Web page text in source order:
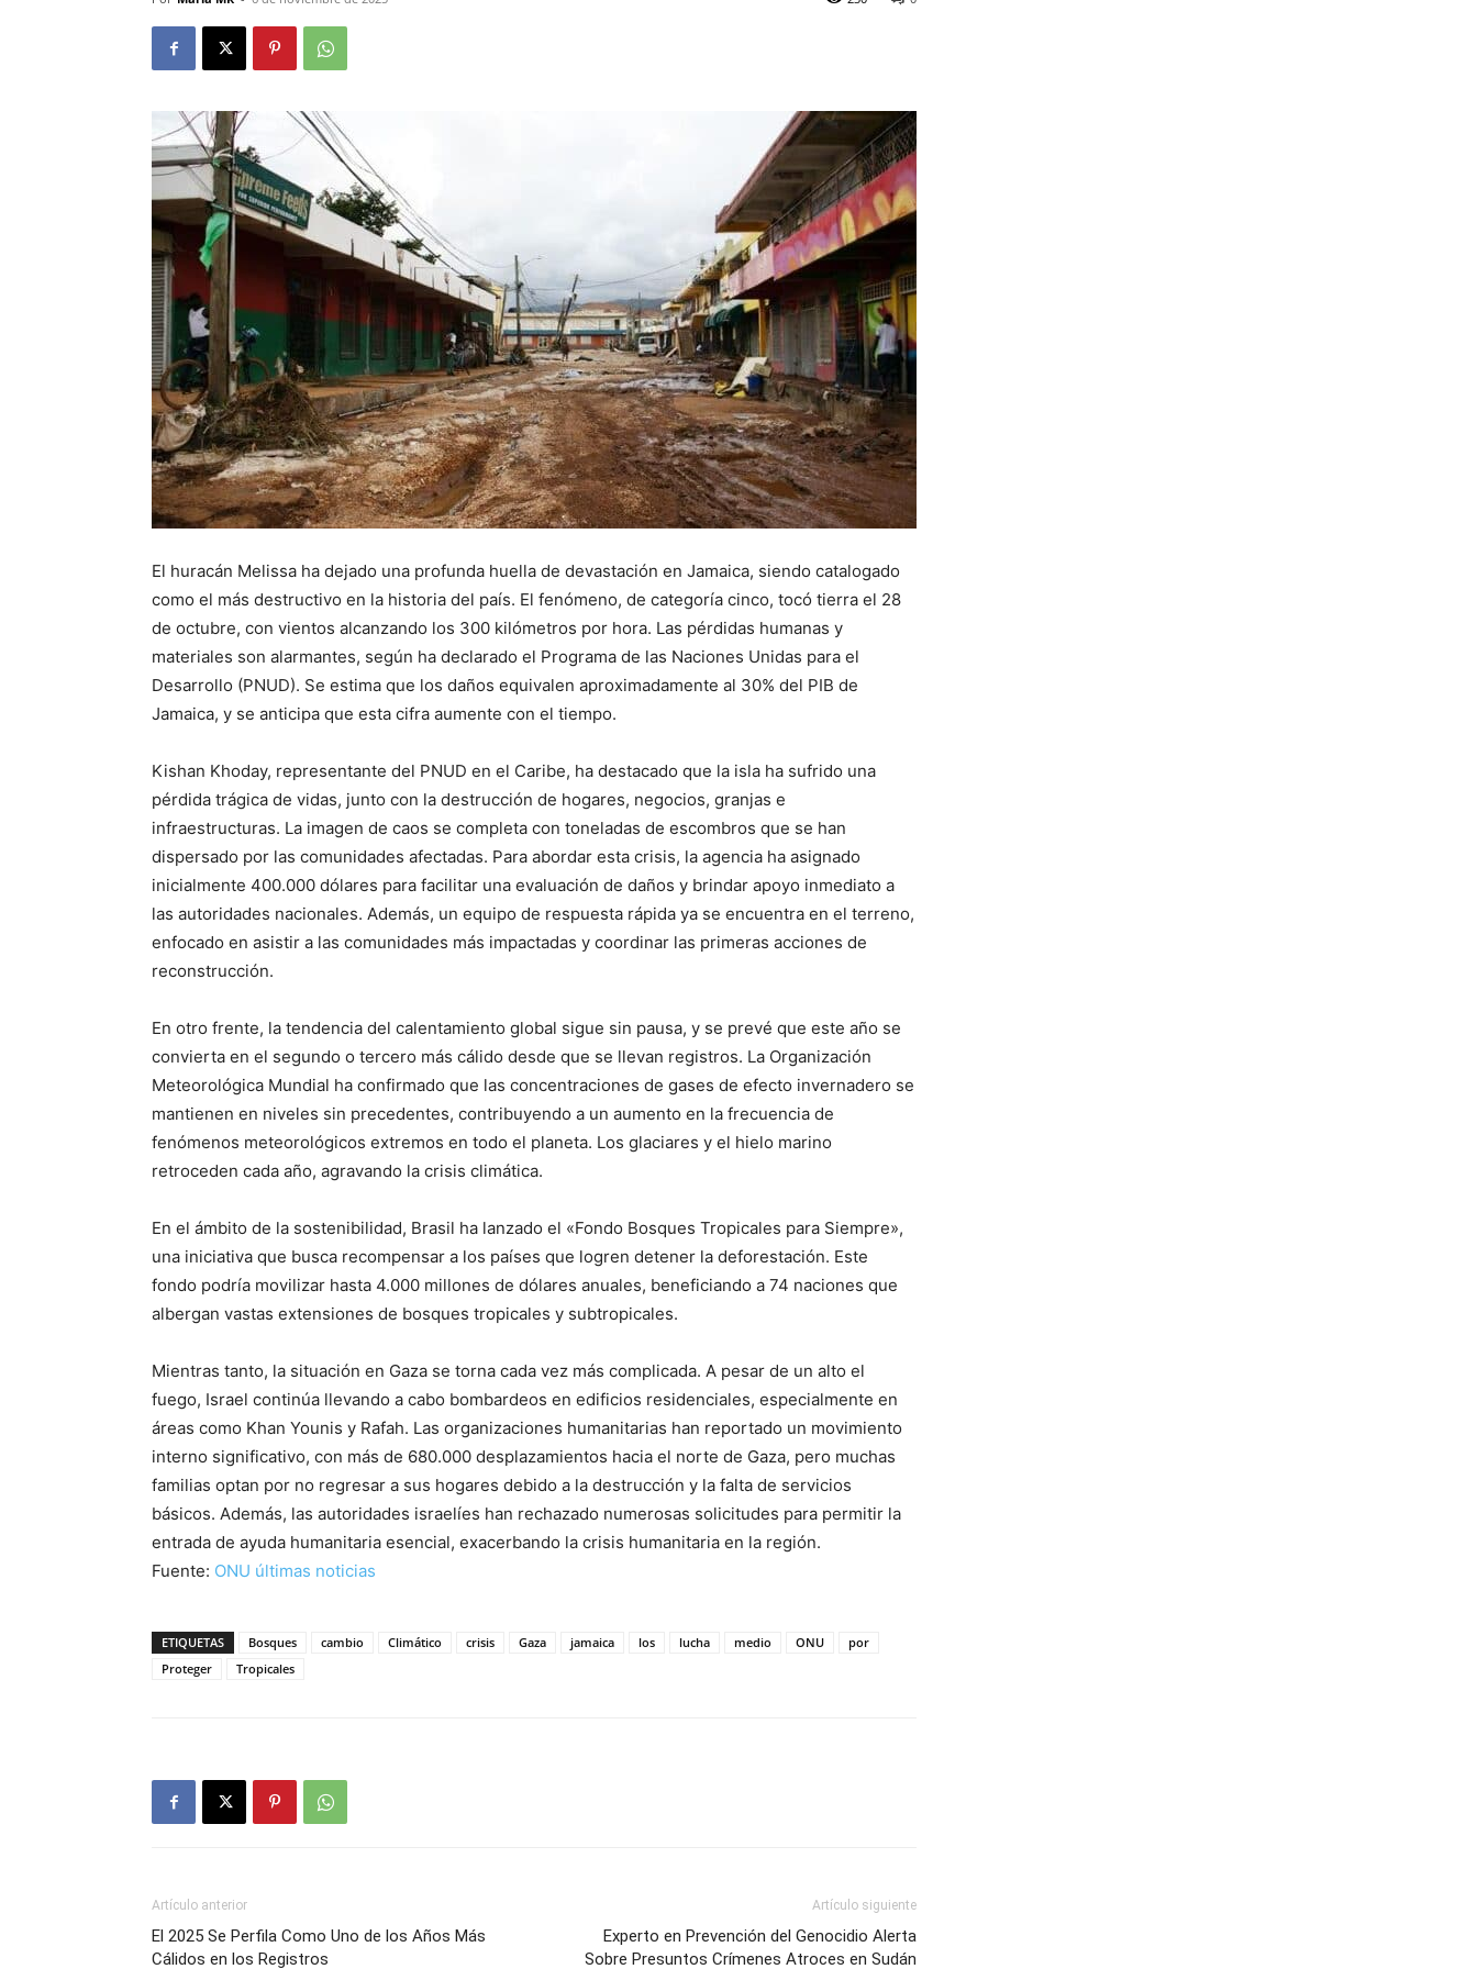
El huracán Melissa ha dejado una profunda huella de devastación en Jamaica, siendo catalogado
como el más destructivo en la historia del país. El fenómeno, de categoría cinco, tocó tierra el 28
de octubre, con vientos alcanzando los 300 kilómetros por hora. Las pérdidas humanas y
materiales son alarmantes, según ha declarado el Programa de las Naciones Unidas para el
Desarrollo (PNUD). Se estima que los daños equivalen aproximadamente al 30% del PIB de
Jamaica, y se anticipa que esta cifra aumente con el tiempo.
Kishan Khoday, representante del PNUD en el Caribe, ha destacado que la isla ha sufrido una
pérdida trágica de vidas, junto con la destrucción de hogares, negocios, granjas e
infraestructuras. La imagen de caos se completa con toneladas de escombros que se han
dispersado por las comunidades afectadas. Para abordar esta crisis, la agencia ha asignado
inicialmente 400.000 dólares para facilitar una evaluación de daños y brindar apoyo inmediato a
las autoridades nacionales. Además, un equipo de respuesta rápida ya se encuentra en el terreno,
enfocado en asistir a las comunidades más impactadas y coordinar las primeras acciones de
reconstrucción.
En otro frente, la tendencia del calentamiento global sigue sin pausa, y se prevé que este año se
convierta en el segundo o tercero más cálido desde que se llevan registros. La Organización
Meteorológica Mundial ha confirmado que las concentraciones de gases de efecto invernadero se
mantienen en niveles sin precedentes, contribuyendo a un aumento en la frecuencia de
fenómenos meteorológicos extremos en todo el planeta. Los glaciares y el hielo marino
retroceden cada año, agravando la crisis climática.
En el ámbito de la sostenibilidad, Brasil ha lanzado el «Fondo Bosques Tropicales para Siempre»,
una iniciativa que busca recompensar a los países que logren detener la deforestación. Este
fondo podría movilizar hasta 4.000 millones de dólares anuales, beneficiando a 74 naciones que
albergan vastas extensiones de bosques tropicales y subtropicales.
Mientras tanto, la situación en Gaza se torna cada vez más complicada. A pesar de un alto el
fuego, Israel continúa llevando a cabo bombardeos en edificios residenciales, especialmente en
áreas como Khan Younis y Rafah. Las organizaciones humanitarias han reportado un movimiento
interno significativo, con más de 680.000 desplazamientos hacia el norte de Gaza, pero muchas
familias optan por no regresar a sus hogares debido a la destrucción y la falta de servicios
básicos. Además, las autoridades israelíes han rechazado numerosas solicitudes para permitir la
entrada de ayuda humanitaria esencial, exacerbando la crisis humanitaria en la región.
Fuente: ONU últimas noticias
ETIQUETAS Bosques cambio Climático crisis Gaza jamaica los lucha medio ONU
por
Proteger
Tropicales
Artículo anterior
El 2025 Se Perfila Como Uno de los Años Más
Cálidos en los Registros
Artículo siguiente
Experto en Prevención del Genocidio Alerta
Sobre Presuntos Crímenes Atroces en Sudán